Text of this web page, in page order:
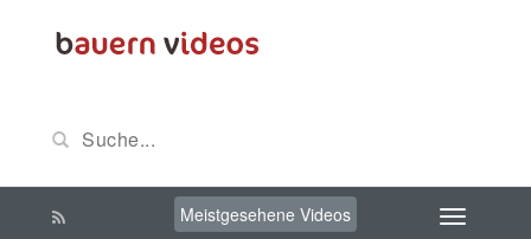
Meistgesehene Videos